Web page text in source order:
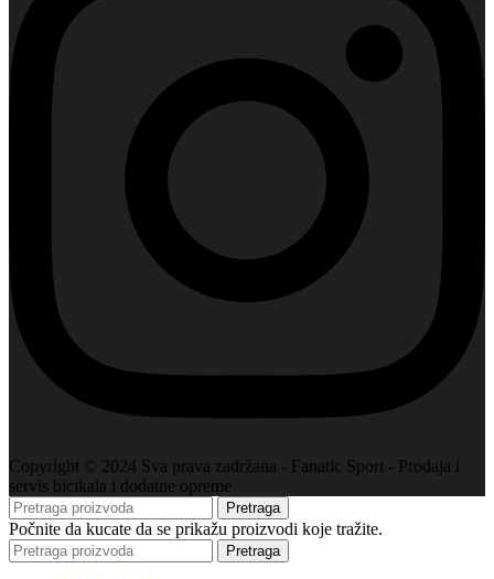
Copyright © 2024 Sva prava zadržana - Fanatic Sport - Prodaja i
servis bicikala i dodatne opreme
Pretraga
Počnite da kucate da se prikažu proizvodi koje tražite.
Pretraga